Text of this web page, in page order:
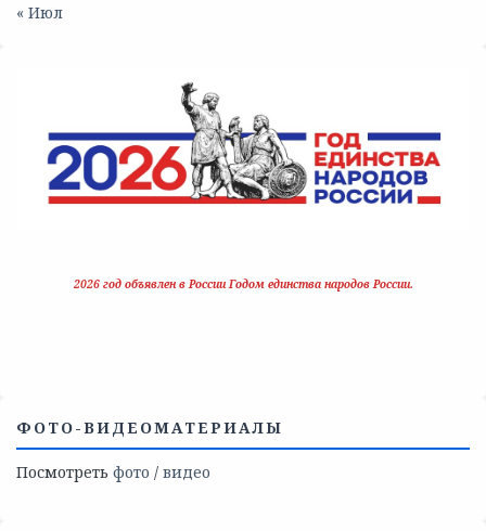
« Июл
2026 год объявлен в России Годом единства народов России.
ФОТО-ВИДЕОМАТЕРИАЛЫ
Посмотреть фото / видео